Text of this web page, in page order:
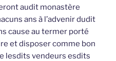
audit monastère
ans à l’advenir dudit
cause au termer porté
et disposer comme bon
lesdits vendeurs esdits